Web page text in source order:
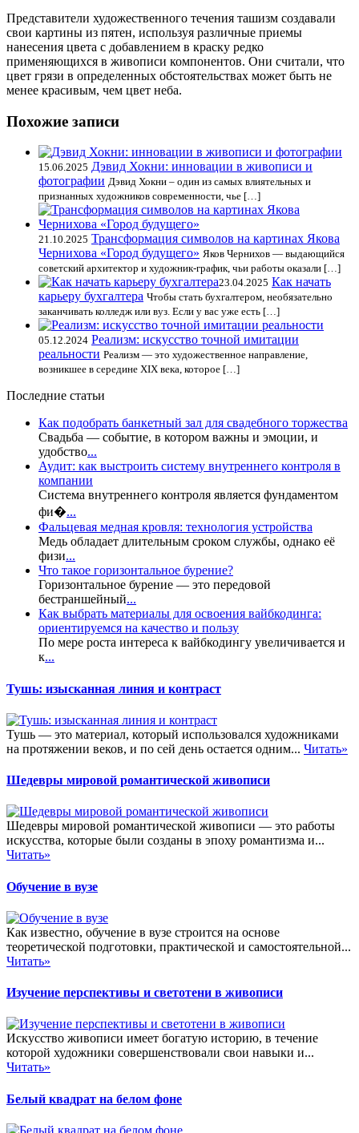
Представители художественного течения ташизм создавали
свои картины из пятен, используя различные приемы
нанесения цвета с добавлением в краску редко
применяющихся в живописи компонентов. Они считали, что
цвет грязи в определенных обстоятельствах может быть не
менее красивым, чем цвет неба.
Похожие записи
15.06.2025 Дэвид Хокни: инновации в живописи и
фотографии Дэвид Хокни – один из самых влиятельных и
признанных художников современности, чье […]
21.10.2025 Трансформация символов на картинах Якова
Чернихова «Город будущего» Яков Чернихов — выдающийся
советский архитектор и художник-график, чьи работы оказали […]
23.04.2025 Как начать
карьеру бухгалтера Чтобы стать бухгалтером, необязательно
заканчивать колледж или вуз. Если у вас уже есть […]
05.12.2024 Реализм: искусство точной имитации
реальности Реализм — это художественное направление,
возникшее в середине XIX века, которое […]
Последние статьи
Как подобрать банкетный зал для свадебного торжества
Свадьба — событие, в котором важны и эмоции, и
удобство...
Аудит: как выстроить систему внутреннего контроля в
компании
Система внутреннего контроля является фундаментом
фи�...
Фальцевая медная кровля: технология устройства
Медь обладает длительным сроком службы, однако её
физи...
Что такое горизонтальное бурение?
Горизонтальное бурение — это передовой
бестраншейный...
Как выбрать материалы для освоения вайбкодинга:
ориентируемся на качество и пользу
По мере роста интереса к вайбкодингу увеличивается и
к...
Тушь: изысканная линия и контраст
Тушь — это материал, который использовался художниками
на протяжении веков, и по сей день остается одним... Читать»
Шедевры мировой романтической живописи
Шедевры мировой романтической живописи — это работы
искусства, которые были созданы в эпоху романтизма и...
Читать»
Обучение в вузе
Как известно, обучение в вузе строится на основе
теоретической подготовки, практической и самостоятельной...
Читать»
Изучение перспективы и светотени в живописи
Искусство живописи имеет богатую историю, в течение
которой художники совершенствовали свои навыки и...
Читать»
Белый квадрат на белом фоне